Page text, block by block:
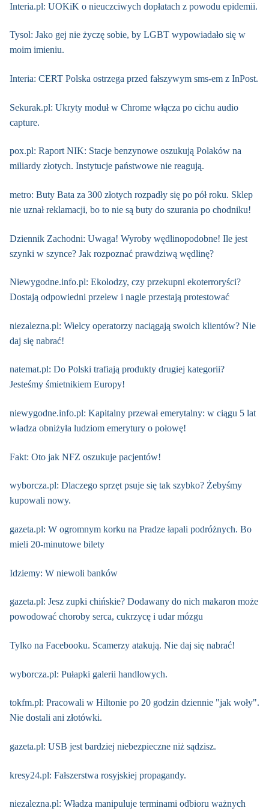
Interia.pl: UOKiK o nieuczciwych dopłatach z powodu epidemii.
Tysol: Jako gej nie życzę sobie, by LGBT wypowiadało się w
moim imieniu.
Interia: CERT Polska ostrzega przed fałszywym sms-em z InPost.
Sekurak.pl: Ukryty moduł w Chrome włącza po cichu audio
capture.
pox.pl: Raport NIK: Stacje benzynowe oszukują Polaków na
miliardy złotych. Instytucje państwowe nie reagują.
metro: Buty Bata za 300 złotych rozpadły się po pół roku. Sklep
nie uznał reklamacji, bo to nie są buty do szurania po chodniku!
Dziennik Zachodni: Uwaga! Wyroby wędlinopodobne! Ile jest
szynki w szynce? Jak rozpoznać prawdziwą wędlinę?
Niewygodne.info.pl: Ekolodzy, czy przekupni ekoterroryści?
Dostają odpowiedni przelew i nagle przestają protestować
niezalezna.pl: Wielcy operatorzy naciągają swoich klientów? Nie
daj się nabrać!
natemat.pl: Do Polski trafiają produkty drugiej kategorii?
Jesteśmy śmietnikiem Europy!
niewygodne.info.pl: Kapitalny przewał emerytalny: w ciągu 5 lat
władza obniżyła ludziom emerytury o połowę!
Fakt: Oto jak NFZ oszukuje pacjentów!
wyborcza.pl: Dlaczego sprzęt psuje się tak szybko? Żebyśmy
kupowali nowy.
gazeta.pl: W ogromnym korku na Pradze łapali podróżnych. Bo
mieli 20-minutowe bilety
Idziemy: W niewoli banków
gazeta.pl: Jesz zupki chińskie? Dodawany do nich makaron może
powodować choroby serca, cukrzycę i udar mózgu
Tylko na Facebooku. Scamerzy atakują. Nie daj się nabrać!
wyborcza.pl: Pułapki galerii handlowych.
tokfm.pl: Pracowali w Hiltonie po 20 godzin dziennie "jak woły".
Nie dostali ani złotówki.
gazeta.pl: USB jest bardziej niebezpieczne niż sądzisz.
kresy24.pl: Fałszerstwa rosyjskiej propagandy.
niezalezna.pl: Władza manipuluje terminami odbioru ważnych